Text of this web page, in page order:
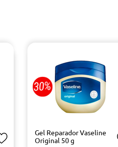
Gel Reparador Vaseline
Original 50 g